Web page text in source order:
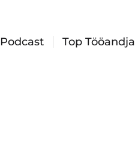
Podcast Top Tööandja